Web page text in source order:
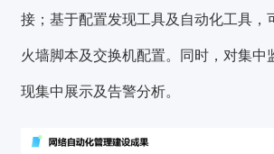
接；基于配置发现工具及自动化工具，
火墙脚本及交换机配置。同时，对集中
现集中展示及告警分析。